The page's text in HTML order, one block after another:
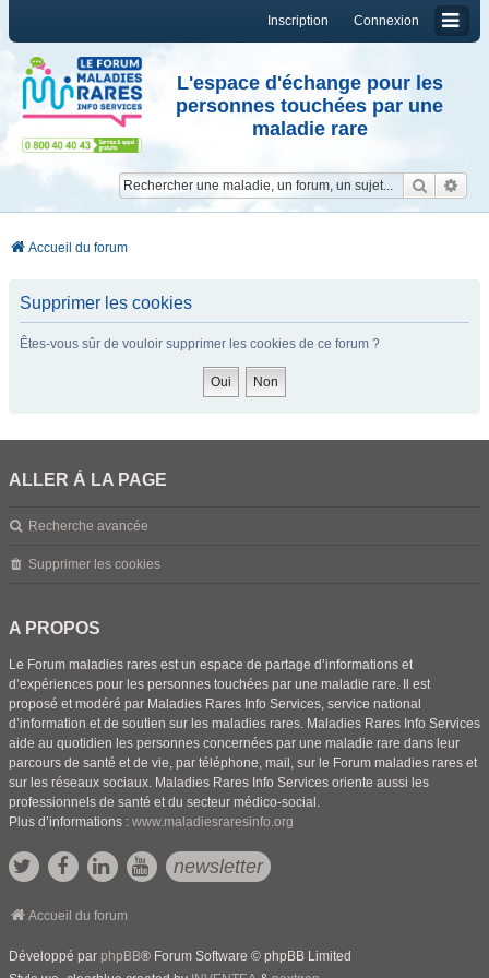
Connexion
Inscription
L'espace d'échange pour les
personnes touchées par une
maladie rare
Accueil du forum
Supprimer les cookies
Êtes-vous sûr de vouloir supprimer les cookies de ce forum ?
ALLER À LA PAGE
Recherche avancée
Supprimer les cookies
A PROPOS
Le Forum maladies rares est un espace de partage d’informations et
d’expériences pour les personnes touchées par une maladie rare. Il est
proposé et modéré par Maladies Rares Info Services, service national
d’information et de soutien sur les maladies rares. Maladies Rares Info Services
aide au quotidien les personnes concernées par une maladie rare dans leur
parcours de santé et de vie, par téléphone, mail, sur le Forum maladies rares et
sur les réseaux sociaux. Maladies Rares Info Services oriente aussi les
professionnels de santé et du secteur médico-social.
Plus d’informations : www.maladiesraresinfo.org
newsletter
Accueil du forum
Développé par phpBB® Forum Software © phpBB Limited